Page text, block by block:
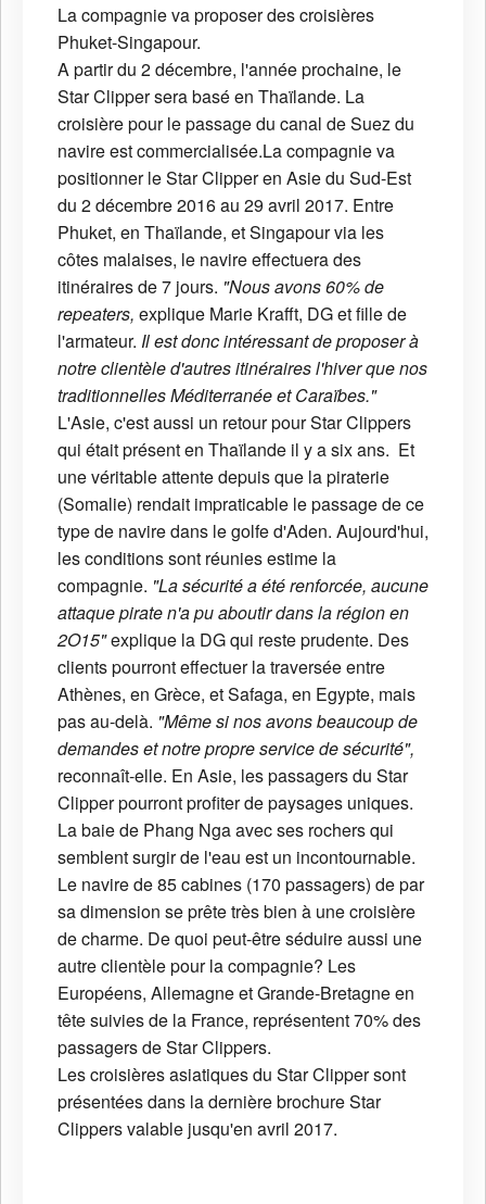
La compagnie va proposer des croisières
Phuket-Singapour.
A partir du 2 décembre, l'année prochaine, le
Star Clipper sera basé en Thaïlande. La
croisière pour le passage du canal de Suez du
navire est commercialisée.La compagnie va
positionner le Star Clipper en Asie du Sud-Est
du 2 décembre 2016 au 29 avril 2017. Entre
Phuket, en Thaïlande, et Singapour via les
côtes malaises, le navire effectuera des
itinéraires de 7 jours. "Nous avons 60% de
repeaters, explique Marie Krafft, DG et fille de
l'armateur. Il est donc intéressant de proposer à
notre clientèle d'autres itinéraires l'hiver que nos
traditionnelles Méditerranée et Caraïbes."
L'Asie, c'est aussi un retour pour Star Clippers
qui était présent en Thaïlande il y a six ans. Et
une véritable attente depuis que la piraterie
(Somalie) rendait impraticable le passage de ce
type de navire dans le golfe d'Aden. Aujourd'hui,
les conditions sont réunies estime la
compagnie. "La sécurité a été renforcée, aucune
attaque pirate n'a pu aboutir dans la région en
2O15"explique la DG qui reste prudente. Des
clients pourront effectuer la traversée entre
Athènes, en Grèce, et Safaga, en Egypte, mais
pas au-delà. "Même si nos avons beaucoup de
demandes et notre propre service de sécurité",
reconnaît-elle. En Asie, les passagers du Star
Clipper pourront profiter de paysages uniques.
La baie de Phang Nga avec ses rochers qui
semblent surgir de l'eau est un incontournable.
Le navire de 85 cabines (170 passagers) de par
sa dimension se prête très bien à une croisière
de charme. De quoi peut-être séduire aussi une
autre clientèle pour la compagnie? Les
Européens, Allemagne et Grande-Bretagne en
tête suivies de la France, représentent 70% des
passagers de Star Clippers.
Les croisières asiatiques du Star Clipper sont
présentées dans la dernière brochure Star
Clippers valable jusqu'en avril 2017.